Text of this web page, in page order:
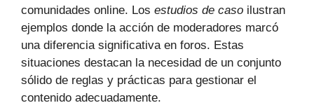
comunidades online. Los estudios de caso ilustran
ejemplos donde la acción de moderadores marcó
una diferencia significativa en foros. Estas
situaciones destacan la necesidad de un conjunto
sólido de reglas y prácticas para gestionar el
contenido adecuadamente.